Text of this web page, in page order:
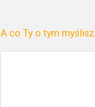
A co Ty o tym